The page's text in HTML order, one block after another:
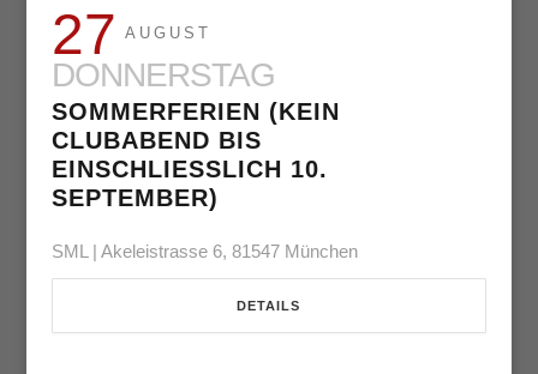
27 AUGUST
DONNERSTAG
SOMMERFERIEN (KEIN
CLUBABEND BIS
EINSCHLIESSLICH 10. S
EPTEMBER)
SML | Akeleistrasse 6, 81547 München
DETAILS